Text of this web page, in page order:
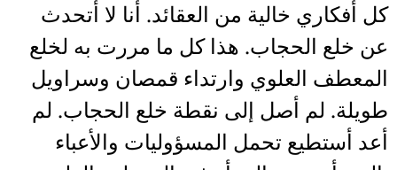
كل أفكاري خالية من العقائد. أنا لا أتحدث
عن خلع الحجاب. هذا كل ما مررت به لخلع
المعطف العلوي وارتداء قمصان وسراويل
طويلة. لم أصل إلى نقطة خلع الحجاب. لم
أعد أستطيع تحمل المسؤوليات والأعباء